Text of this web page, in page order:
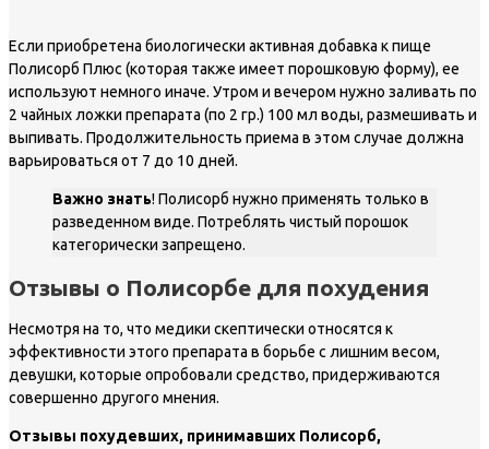
Если приобретена биологически активная добавка к пище
Полисорб Плюс (которая также имеет порошковую форму), ее
используют немного иначе. Утром и вечером нужно заливать по
2 чайных ложки препарата (по 2 гр.) 100 мл воды, размешивать и
выпивать. Продолжительность приема в этом случае должна
варьироваться от 7 до 10 дней.
Важно знать! Полисорб нужно применять только в
разведенном виде. Потреблять чистый порошок
категорически запрещено.
Отзывы о Полисорбе для похудения
Несмотря на то, что медики скептически относятся к
эффективности этого препарата в борьбе с лишним весом,
девушки, которые опробовали средство, придерживаются
совершенно другого мнения.
Отзывы похудевших, принимавших Полисорб,